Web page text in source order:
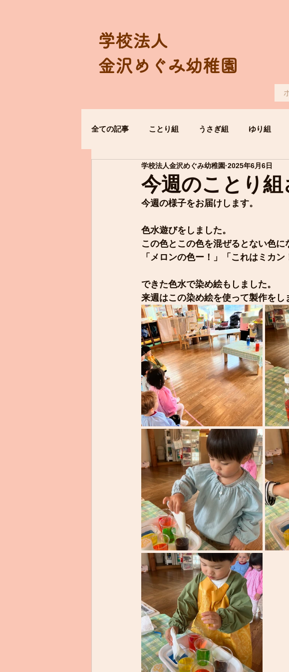
学校法人
金沢めぐみ幼稚園
全ての記事 ことり組 うさぎ組 ゆり組
今週のことり組
学校法人金沢めぐみ幼稚園 2025年6月6日
今週の様子をお届けします。
色水遊びをしました。
この色とこの色を混ぜるとない色に
「メロンの色ー！」「これはミカ
できた色水で染め絵もしました。
来週はこの染め絵を使って製作をし